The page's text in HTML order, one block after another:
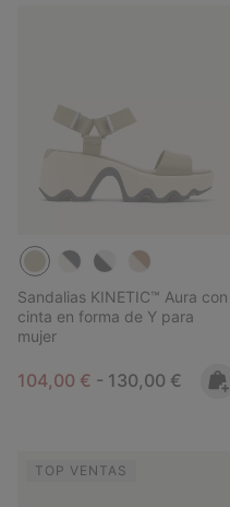
Sandalias KINETIC™ Aura con
cinta en forma de Y para
mujer
Minimum sale price:
104,00 € - Maximum price:
130,00 €
TOP VENTAS